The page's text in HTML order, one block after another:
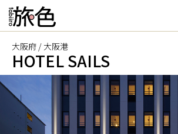
大阪府 / 大阪港
HOTEL SAILS